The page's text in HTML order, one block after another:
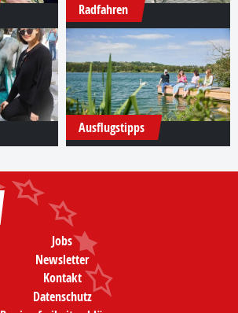
Radfahren
Ausflugstipps
Jobs
Newsletter
Kontakt
Datenschutz